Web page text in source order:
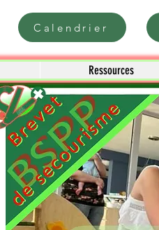
Calendrier
Ressources